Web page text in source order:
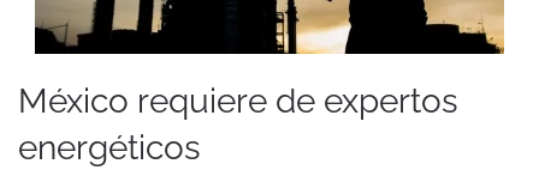
México requiere de expertos
energéticos